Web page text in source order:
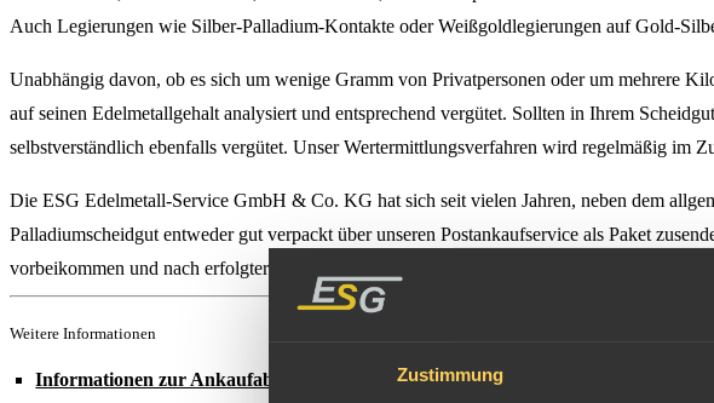
Zustimmung
Auch Legierungen wie Silber-Palladium-Kontakte oder Weißgoldlegierungen auf Gold-
Unabhängig davon, ob es sich um wenige Gramm von Privatpersonen oder um mehrere
auf seinen Edelmetallgehalt analysiert und entsprechend vergütet. Sollten in Ihrem
selbstverständlich ebenfalls vergütet. Unser Wertermittlungsverfahren wird regelmäßig im
Die ESG Edelmetall-Service GmbH & Co. KG hat sich seit vielen Jahren, neben dem
Palladiumscheidgut entweder gut verpackt über unseren Postankaufservice als Paket
vorbeikommen und nach erfolgter Analyse und Wertbestimmung den Gutschriftsbetrag
Weitere Informationen
Informationen zur Ankaufabwicklung